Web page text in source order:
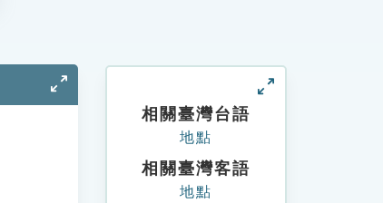
相關臺灣台語
地點
相關臺灣客語
地點